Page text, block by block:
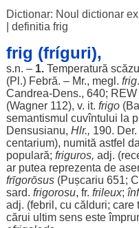
Dictionar: Noul dictionar
definitia frig
frig (fríguri),
s.n. – 1. Temperatură
(Pl.) Febră. – Mr., megl. frig
Candrea-Dens., 640;
(Wagner 112), v. it. frigo
semantismul cuvîntului la
Densusianu, Hlr., 190. Der.
centarium), numită astfel
populară; friguros, adj. (
ar putea reprezenta de
frῑgorōsus(Pușcariu 651;
sard. frigorosu, fr. frileux;
adj. (febril , cu călduri; care
cărui ultim senseste